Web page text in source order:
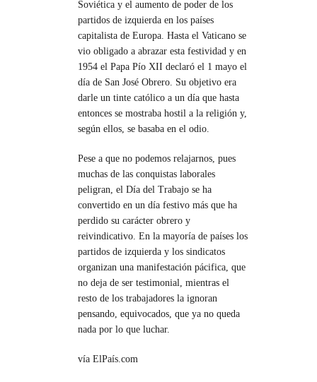
Soviética y el aumento de poder de los
partidos de izquierda en los países
capitalista de Europa. Hasta el Vaticano se
vio obligado a abrazar esta festividad y en
1954 el Papa Pío XII declaró el 1 mayo el
día de San José Obrero. Su objetivo era
darle un tinte católico a un día que hasta
entonces se mostraba hostil a la religión y,
según ellos, se basaba en el odio.
Pese a que no podemos relajarnos, pues
muchas de las conquistas laborales
peligran, el Día del Trabajo se ha
convertido en un día festivo más que ha
perdido su carácter obrero y
reivindicativo. En la mayoría de países los
partidos de izquierda y los sindicatos
organizan una manifestación pácifica, que
no deja de ser testimonial, mientras el
resto de los trabajadores la ignoran
pensando, equivocados, que ya no queda
nada por lo que luchar.
vía ElPaís.com